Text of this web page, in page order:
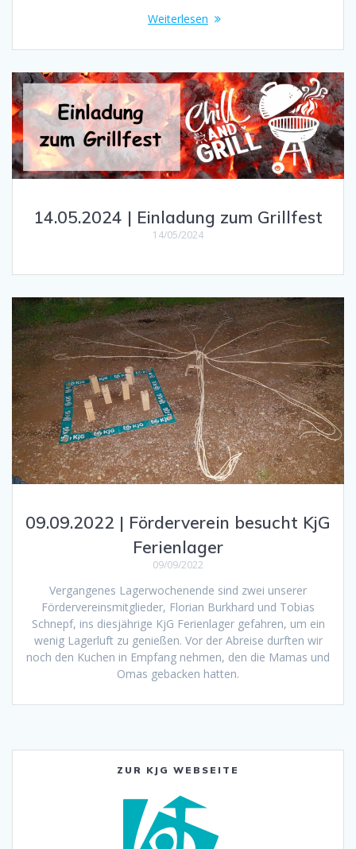
Weiterlesen
14.05.2024 | Einladung zum Grillfest
14/05/2024
09.09.2022 | Förderverein besucht KjG
Ferienlager
09/09/2022
Vergangenes Lagerwochenende sind zwei unserer
Fördervereinsmitglieder, Florian Burkhard und Tobias
Schnepf, ins diesjährige KjG Ferienlager gefahren, um ein
wenig Lagerluft zu genießen. Vor der Abreise durften wir
noch den Kuchen in Empfang nehmen, den die Mamas und
Omas gebacken hatten.
ZUR KJG WEBSEITE